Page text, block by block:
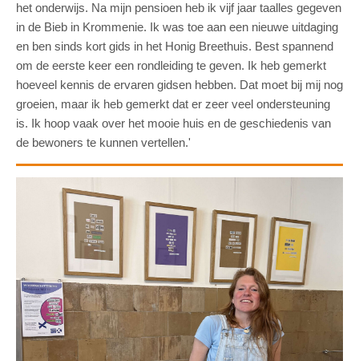
het onderwijs. Na mijn pensioen heb ik vijf jaar taalles gegeven
in de Bieb in Krommenie. Ik was toe aan een nieuwe uitdaging
en ben sinds kort gids in het Honig Breethuis. Best spannend
om de eerste keer een rondleiding te geven. Ik heb gemerkt
hoeveel kennis de ervaren gidsen hebben. Dat moet bij mij nog
groeien, maar ik heb gemerkt dat er zeer veel ondersteuning
is. Ik hoop vaak over het mooie huis en de geschiedenis van
de bewoners te kunnen vertellen.'